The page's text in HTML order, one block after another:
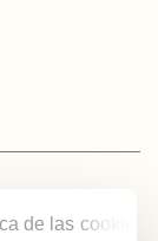
de las cookies